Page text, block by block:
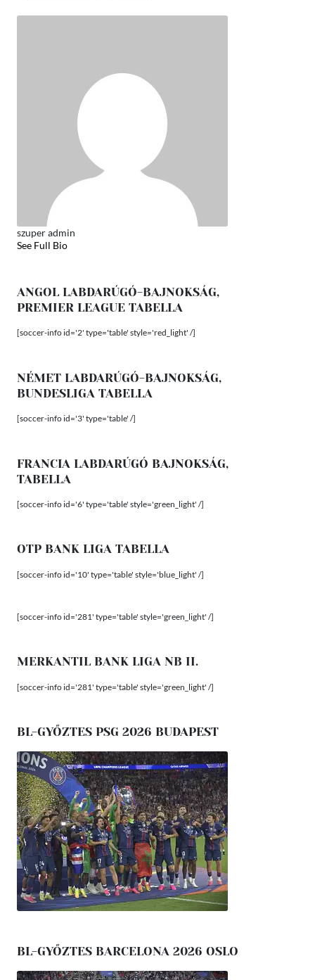
szuper admin
See Full Bio
ANGOL LABDARÚGÓ-BAJNOKSÁG,
PREMIER LEAGUE TABELLA
[soccer-info id='2' type='table' style='red_light' /]
NÉMET LABDARÚGÓ-BAJNOKSÁG,
BUNDESLIGA TABELLA
[soccer-info id='3' type='table' /]
FRANCIA LABDARÚGÓ BAJNOKSÁG,
TABELLA
[soccer-info id='6' type='table' style='green_light' /]
OTP BANK LIGA TABELLA
[soccer-info id='10' type='table' style='blue_light' /]
[soccer-info id='281' type='table' style='green_light' /]
MERKANTIL BANK LIGA NB II.
[soccer-info id='281' type='table' style='green_light' /]
BL-GYŐZTES PSG 2026 BUDAPEST
BL-GYŐZTES BARCELONA 2026 OSLO